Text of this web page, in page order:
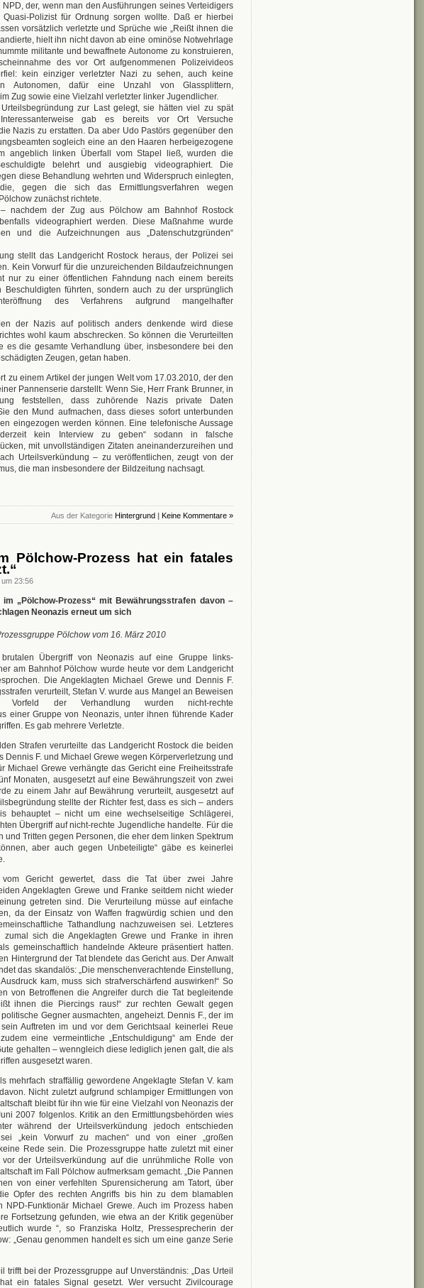
der, wenn man den Ausführungen seines Verteidigers
Polizist für Ordnung sorgen wollte. Daß er hierbei
vorsätzlich verletzte und Sprüche wie „Reißt ihnen die
hielt ihn nicht davon ab eine ominöse Notwehrlage
militante und bewaffnete Autonome zu konstruieren,
des vor Ort aufgenommenen Polizeivideos
kein einziger verletzter Nazi zu sehen, auch keine
Autonomen, dafür eine Unzahl von Glassplittern,
Zug sowie eine Vielzahl verletzter linker Jugendlicher.
zur Last gelegt, sie hätten viel zu spät
gab es bereits vor Ort Versuche
Nazis zu erstatten. Da aber Udo Pastörs gegenüber den
sogleich eine an den Haaren herbeigezogene
angeblich linken Überfall vom Stapel ließ, wurden die
belehrt und ausgiebig videographiert. Die
diese Behandlung wehrten und Widerspruch einlegten,
gegen die sich das Ermittlungsverfahren wegen
zunächst richtete.
nachdem der Zug aus Pölchow am Bahnhof Rostock
videographiert werden. Diese Maßnahme wurde
und die Aufzeichnungen aus „Datenschutzgründen“
stellt das Landgericht Rostock heraus, der Polizei sei
Kein Vorwurf für die unzureichenden Bildaufzeichnungen
nur zu einer öffentlichen Fahndung nach einem bereits
Beschuldigten führten, sondern auch zu der ursprünglich
des Verfahrens aufgrund mangelhafter
der Nazis auf politisch anders denkende wird diese
wohl kaum abschrecken. So können die Verurteilten
es die gesamte Verhandlung über, insbesondere bei den
Zeugen, getan haben.
zu einem Artikel der jungen Welt vom 17.03.2010, der den
Pannenserie darstellt: Wenn Sie, Herr Frank Brunner, in
feststellen, dass zuhörende Nazis private Daten
den Mund aufmachen, dass dieses sofort unterbunden
eingezogen werden können. Eine telefonische Aussage
kein Interview zu geben“ sodann in falsche
mit unvollständigen Zitaten aneinanderzureihen und
Urteilsverkündung – zu veröffentlichen, zeugt von der
die man insbesondere der Bildzeitung nachsagt.
Aus der Kategorie Hintergrund | Keine Kommentare »
Pölchow-Prozess hat ein fatales
23:56
„Pölchow-Prozess“ mit Bewährungsstrafen davon –
Neonazis erneut um sich
Pölchow vom 16. März 2010
Übergriff von Neonazis auf eine Gruppe links-
am Bahnhof Pölchow wurde heute vor dem Landgericht
Die Angeklagten Michael Grewe und Dennis F.
verurteilt, Stefan V. wurde aus Mangel an Beweisen
Vorfeld der Verhandlung wurden nicht-rechte
einer Gruppe von Neonazis, unter ihnen führende Kader
Es gab mehrere Verletzte.
Strafen verurteilte das Landgericht Rostock die beiden
Dennis F. und Michael Grewe wegen Körperverletzung und
Michael Grewe verhängte das Gericht eine Freiheitsstrafe
Monaten, ausgesetzt auf eine Bewährungszeit von zwei
zu einem Jahr auf Bewährung verurteilt, ausgesetzt auf
stellte der Richter fest, dass es sich – anders
behauptet – nicht um eine wechselseitige Schlägerei,
Übergriff auf nicht-rechte Jugendliche handelte. Für die
und Tritten gegen Personen, die eher dem linken Spektrum
aber auch gegen Unbeteiligte“ gäbe es keinerlei
vom Gericht gewertet, dass die Tat über zwei Jahre
Angeklagten Grewe und Franke seitdem nicht wieder
getreten sind. Die Verurteilung müsse auf einfache
da der Einsatz von Waffen fragwürdig schien und den
Tathandlung nachzuweisen sei. Letzteres
zumal sich die Angeklagten Grewe und Franke in ihren
gemeinschaftlich handelnde Akteure präsentiert hatten.
Hintergrund der Tat blendete das Gericht aus. Der Anwalt
das skandalös: „Die menschenverachtende Einstellung,
kam, muss sich strafverschärfend auswirken!“ So
von Betroffenen die Angreifer durch die Tat begleitende
ihnen die Piercings raus!“ zur rechten Gewalt gegen
Gegner ausmachten, angeheizt. Dennis F., der im
Auftreten im und vor dem Gerichtsaal keinerlei Reue
eine vermeintliche „Entschuldigung“ am Ende der
gehalten – wenngleich diese lediglich jenen galt, die als
ausgesetzt waren.
mehrfach straffällig gewordene Angeklagte Stefan V. kam
Nicht zuletzt aufgrund schlampiger Ermittlungen von
bleibt für ihn wie für eine Vielzahl von Neonazis der
2007 folgenlos. Kritik an den Ermittlungsbehörden wies
während der Urteilsverkündung jedoch entschieden
„kein Vorwurf zu machen“ und von einer „großen
Rede sein. Die Prozessgruppe hatte zuletzt mit einer
vor der Urteilsverkündung auf die unrühmliche Rolle von
im Fall Pölchow aufmerksam gemacht. „Die Pannen
von einer verfehlten Spurensicherung am Tatort, über
Opfer des rechten Angriffs bis hin zu dem blamablen
NPD-Funktionär Michael Grewe. Auch im Prozess haben
Fortsetzung gefunden, wie etwa an der Kritik gegenüber
wurde “, so Franziska Holtz, Pressesprecherin der
„Genau genommen handelt es sich um eine ganze Serie
trifft bei der Prozessgruppe auf Unverständnis: „Das Urteil
ein fatales Signal gesetzt. Wer versucht Zivilcourage